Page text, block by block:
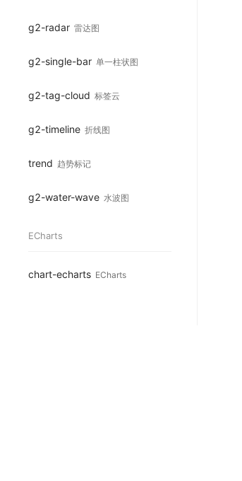
g2-radar 雷达图
g2-single-bar 单一柱状图
g2-tag-cloud 标签云
g2-timeline 折线图
trend 趋势标记
g2-water-wave 水波图
ECharts
chart-echarts ECharts